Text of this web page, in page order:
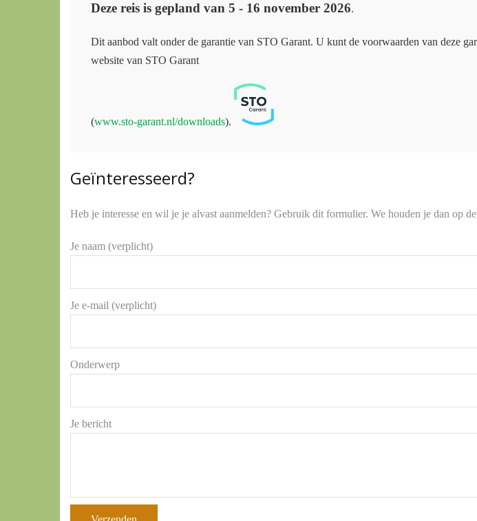
Deze reis is gepland van 5 - 16 november 2026.
Dit aanbod valt onder de garantie van STO Garant. U kunt de voorwaarden van deze
website van STO Garant
(www.sto-garant.nl/downloads).
Geïnteresseerd?
Heb je interesse en wil je je alvast aanmelden? Gebruik dit formulier. We houden je dan op
Je naam (verplicht)
Je e-mail (verplicht)
Onderwerp
Je bericht